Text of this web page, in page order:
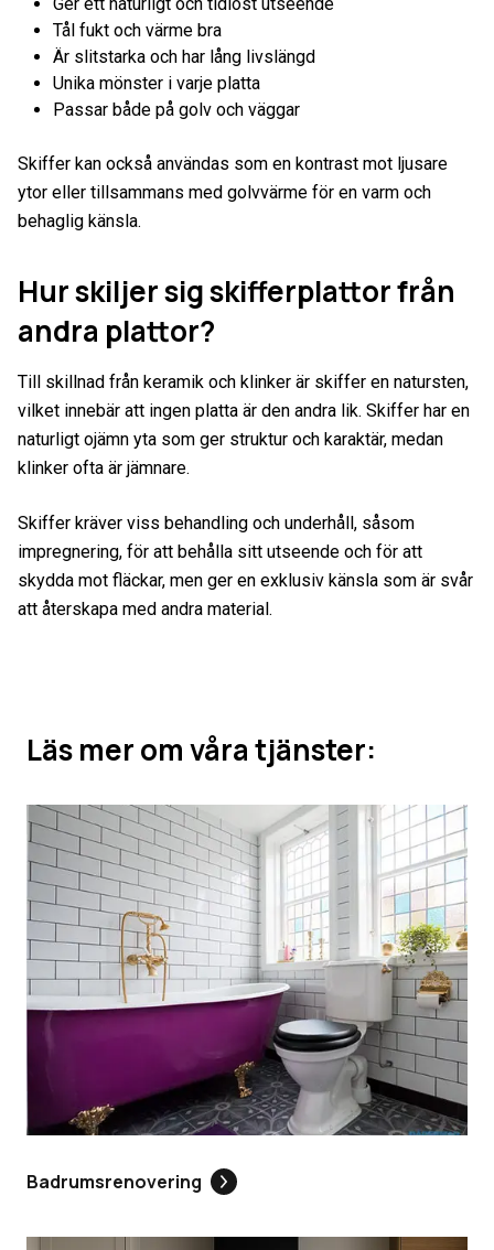
Ger ett naturligt och tidlöst utseende
Tål fukt och värme bra
Är slitstarka och har lång livslängd
Unika mönster i varje platta
Passar både på golv och väggar
Skiffer kan också användas som en kontrast mot ljusare
ytor eller tillsammans med golvvärme för en varm och
behaglig känsla.
Hur skiljer sig skifferplattor från
andra plattor?
Till skillnad från keramik och klinker är skiffer en natursten,
vilket innebär att ingen platta är den andra lik. Skiffer har en
naturligt ojämn yta som ger struktur och karaktär, medan
klinker ofta är jämnare.
Skiffer kräver viss behandling och underhåll, såsom
impregnering, för att behålla sitt utseende och för att
skydda mot fläckar, men ger en exklusiv känsla som är svår
att återskapa med andra material.
Läs mer om våra tjänster:
Badrumsrenovering